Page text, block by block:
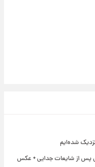
شده‌ایم
پس از شایعات جدایی + عکس